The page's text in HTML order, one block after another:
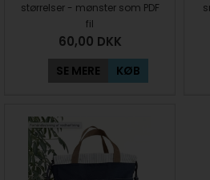
størrelser - mønster som PDF
fil
60,00 DKK
SE MERE KØB